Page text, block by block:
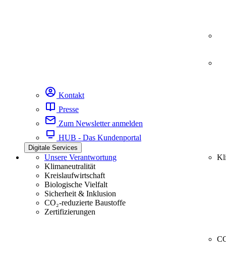
Kontakt
Presse
Zum Newsletter anmelden
HUB - Das Kundenportal
Digitale Services
Unsere Verantwortung
Klimaneutralität
Kreislaufwirtschaft
Biologische Vielfalt
Sicherheit & Inklusion
CO₂-reduzierte Baustoffe
Zertifizierungen